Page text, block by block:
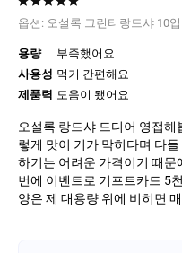
옵션: 오설록 그린티랑드샤 10입
용량
부족했어요
사용성 먹기 간편해요
제품력 도움이 됐어요
오설록 랑드샤 드디어 영접
렇게 맛이 기가 막히다며 다
하기는 어려운 가격이기 때문
번에 이벤트로 기프트카드 5
양은 제 대용량 위에 비히면
눈물나게 맛있네요ㅠㅠ 진